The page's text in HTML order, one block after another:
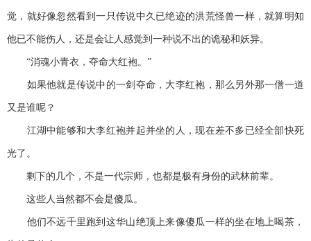
觉，就好像忽然看到一只传说中久已绝迹的洪荒怪兽一样，就算明知
他已不能伤人，还是会让人感觉到一种说不出的诡秘和妖异。
“消魂小青衣，夺命大红袍。”
如果他就是传说中的一剑夺命，大李红袍，那么另外那一僧一道
又是谁呢？
江湖中能够和大李红袍并起并坐的人，现在差不多已经全部快死
光了。
剩下的几个，不是一代宗师，也都是极有身份的武林前辈。
这些人当然都不会是傻瓜。
他们不远千里跑到这华山绝顶上来像傻瓜一样的坐在地上喝茶，